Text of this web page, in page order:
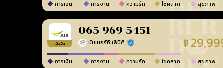
การเงิน การงาน ความรัก โชคลาภ สุขภาพ
เติมเงิน
065-969-5451
นัมเบอร์อินฟินิตี้ ร้านยืนยันแล้ว ฿
การเงิน การงาน ความรัก โชคลาภ สุขภาพ